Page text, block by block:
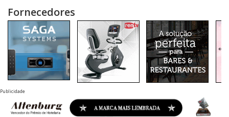
Fornecedores
Publicidade